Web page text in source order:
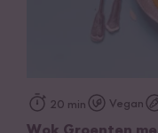
20 min Vegan